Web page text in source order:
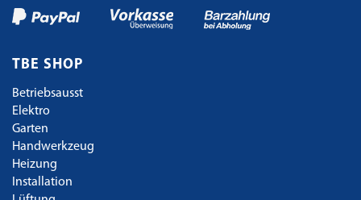
TBE SHOP
Betriebsausst
Elektro
Garten
Handwerkzeug
Heizung
Installation